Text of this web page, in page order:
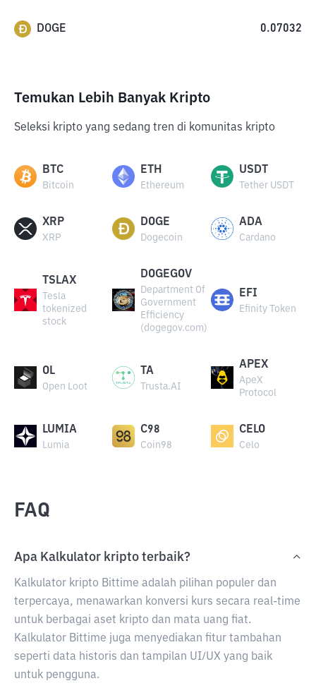
DOGE 0.07032
Temukan Lebih Banyak Kripto
Seleksi kripto yang sedang tren di komunitas kripto
BTC
Bitcoin
ETH
Ethereum
USDT
Tether USDT
XRP
XRP
DOGE
Dogecoin
ADA
Cardano
TSLAX
Tesla
tokenized
stock
DOGEGOV
Department Of
Government
Efficiency
(dogegov.com)
EFI
Efinity Token
OL
Open Loot
TA
Trusta.AI
APEX
ApeX
Protocol
LUMIA
Lumia
C98
Coin98
CELO
Celo
FAQ
Apa Kalkulator kripto terbaik?
Kalkulator kripto Bittime adalah pilihan populer dan
terpercaya, menawarkan konversi kurs secara real-time
untuk berbagai aset kripto dan mata uang fiat.
Kalkulator Bittime juga menyediakan fitur tambahan
seperti data historis dan tampilan UI/UX yang baik
untuk pengguna.